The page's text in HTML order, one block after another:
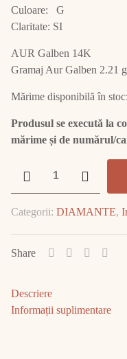
Culoare: G
Claritate: SI
AUR Galben 14K
Gramaj Aur Galben 2.21
Mărime disponibilă în
Produsul se execută la
mărime și de numărul/
Inel
cu
E1758
Categorii: DIAMANTE,
Share
Descriere
Informații suplimentare